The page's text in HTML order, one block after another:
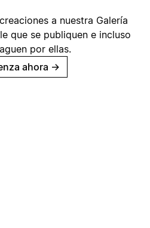
a nuestra Galería
que se publiquen e incluso
por ellas.
ahora →